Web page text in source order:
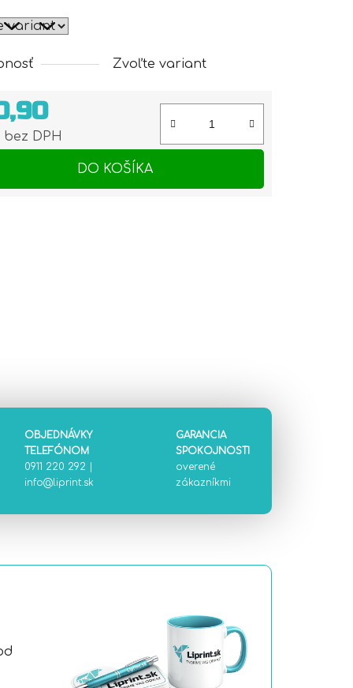
Zvoľte variant
bez DPH
cena:
DO KOŠÍKA
OBJEDNÁVKY
TELEFÓNOM
0911 220 292
info@liprint.sk
GARANCIA
SPOKOJNOSTI
overené
zákazníkmi